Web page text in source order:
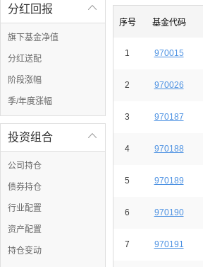

分红回报
旗下基金净值
分红送配
阶段涨幅
季/年度涨幅

投资组合
公司持仓
债券持仓
行业配置
资产配置
持仓变动
序号 基金代码
1 970015
2 970026
3 970187
4 970188
5 970189
6 970190
7 970191